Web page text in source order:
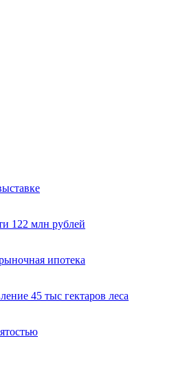
122 млн рублей
ипотека
45 тыс гектаров леса